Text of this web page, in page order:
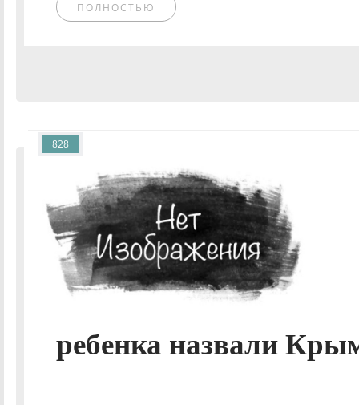
ПОЛНОСТЬЮ
ребенка назвали
828